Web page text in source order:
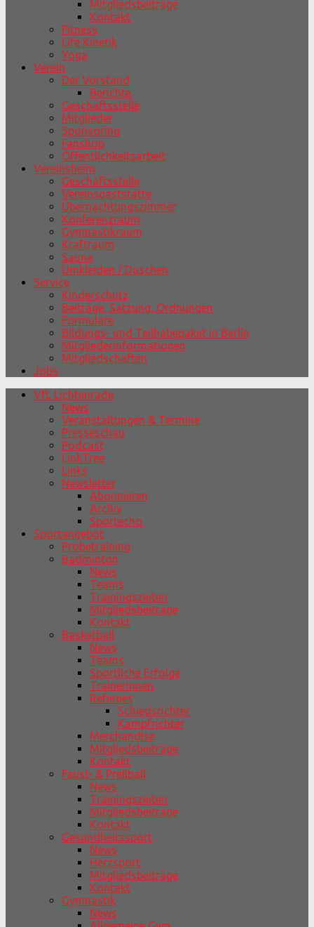
Mitgliedsbeiträge
Kontakt
Fitness
Life Kinetik
Yoga
Verein
Der Vorstand
Berichte
Geschäftsstelle
Mitglieder
Sponsoring
Fanshop
Öffentlichkeitsarbeit
Vereinsheim
Geschäftsstelle
Vereinsgaststätte
Übernachtungszimmer
Konferenzraum
Gymnastikraum
Kraftraum
Sauna
Umkleiden / Duschen
Service
Kinderschutz
Beiträge, Satzung, Ordnungen
Formulare
Bildungs- und Teilhabepaket in Berlin
Mitgliederinformationen
Mitgliedschaften
Jobs
VfL Lichtenrade
News
Veranstaltungen & Termine
Presseschau
Podcast
LinkTree
Links
Newsletter
Abonnieren
Archiv
Sportecho
Sportangebot
Probetraining
Badminton
News
Teams
Trainingszeiten
Mitgliedsbeiträge
Kontakt
Basketball
News
Teams
Sportliche Erfolge
TrainerInnen
Referees
Schiedsrichter
Kampfrichter
Merchandise
Mitgliedsbeiträge
Kontakt
Faust- & Prellball
News
Trainingszeiten
Mitgliedsbeiträge
Kontakt
Gesundheitssport
News
Herzsport
Mitgliedsbeiträge
Kontakt
Gymnastik
News